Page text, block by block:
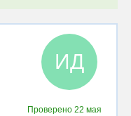
ИД
Проверено 22 мая